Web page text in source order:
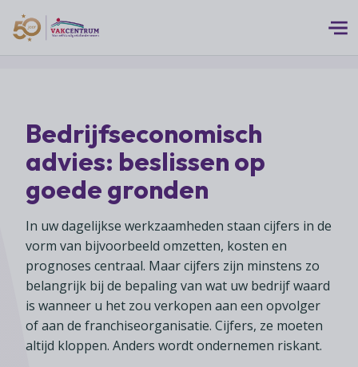
MEERwaarde
Assortiment
Digitalisering
Franchise
Innovatie
Klanten
Ondernemerschap
Werkgeverschap
Branches
Branches overzicht
Supermarkten
Foodspecialiteitenwinkels
Biologische speciaalzaken
Drogisterijen
Drankenspeciaalzaken
Huishoudelijke artikelenzaken
Advies
Advies overzicht
Bedrijfsjuridisch advies
Bedrijfseconomisch advies
Franchise advies
Verenigingsondersteuning
Vakcentrum Expertise
Vakcentrum Expertise overzicht
Belangenbehartiging
Advies
Over Vakcentrum
Over Vakcentrum overzicht
Bedrijfseconomisch
advies: beslissen op
goede gronden
In uw dagelijkse werkzaamheden staan cijfers in de
vorm van bijvoorbeeld omzetten, kosten en
prognoses centraal. Maar cijfers zijn minstens zo
belangrijk bij de bepaling van wat uw bedrijf waard
is wanneer u het zou verkopen aan een opvolger
of aan de franchiseorganisatie. Cijfers, ze moeten
altijd kloppen. Anders wordt ondernemen riskant.